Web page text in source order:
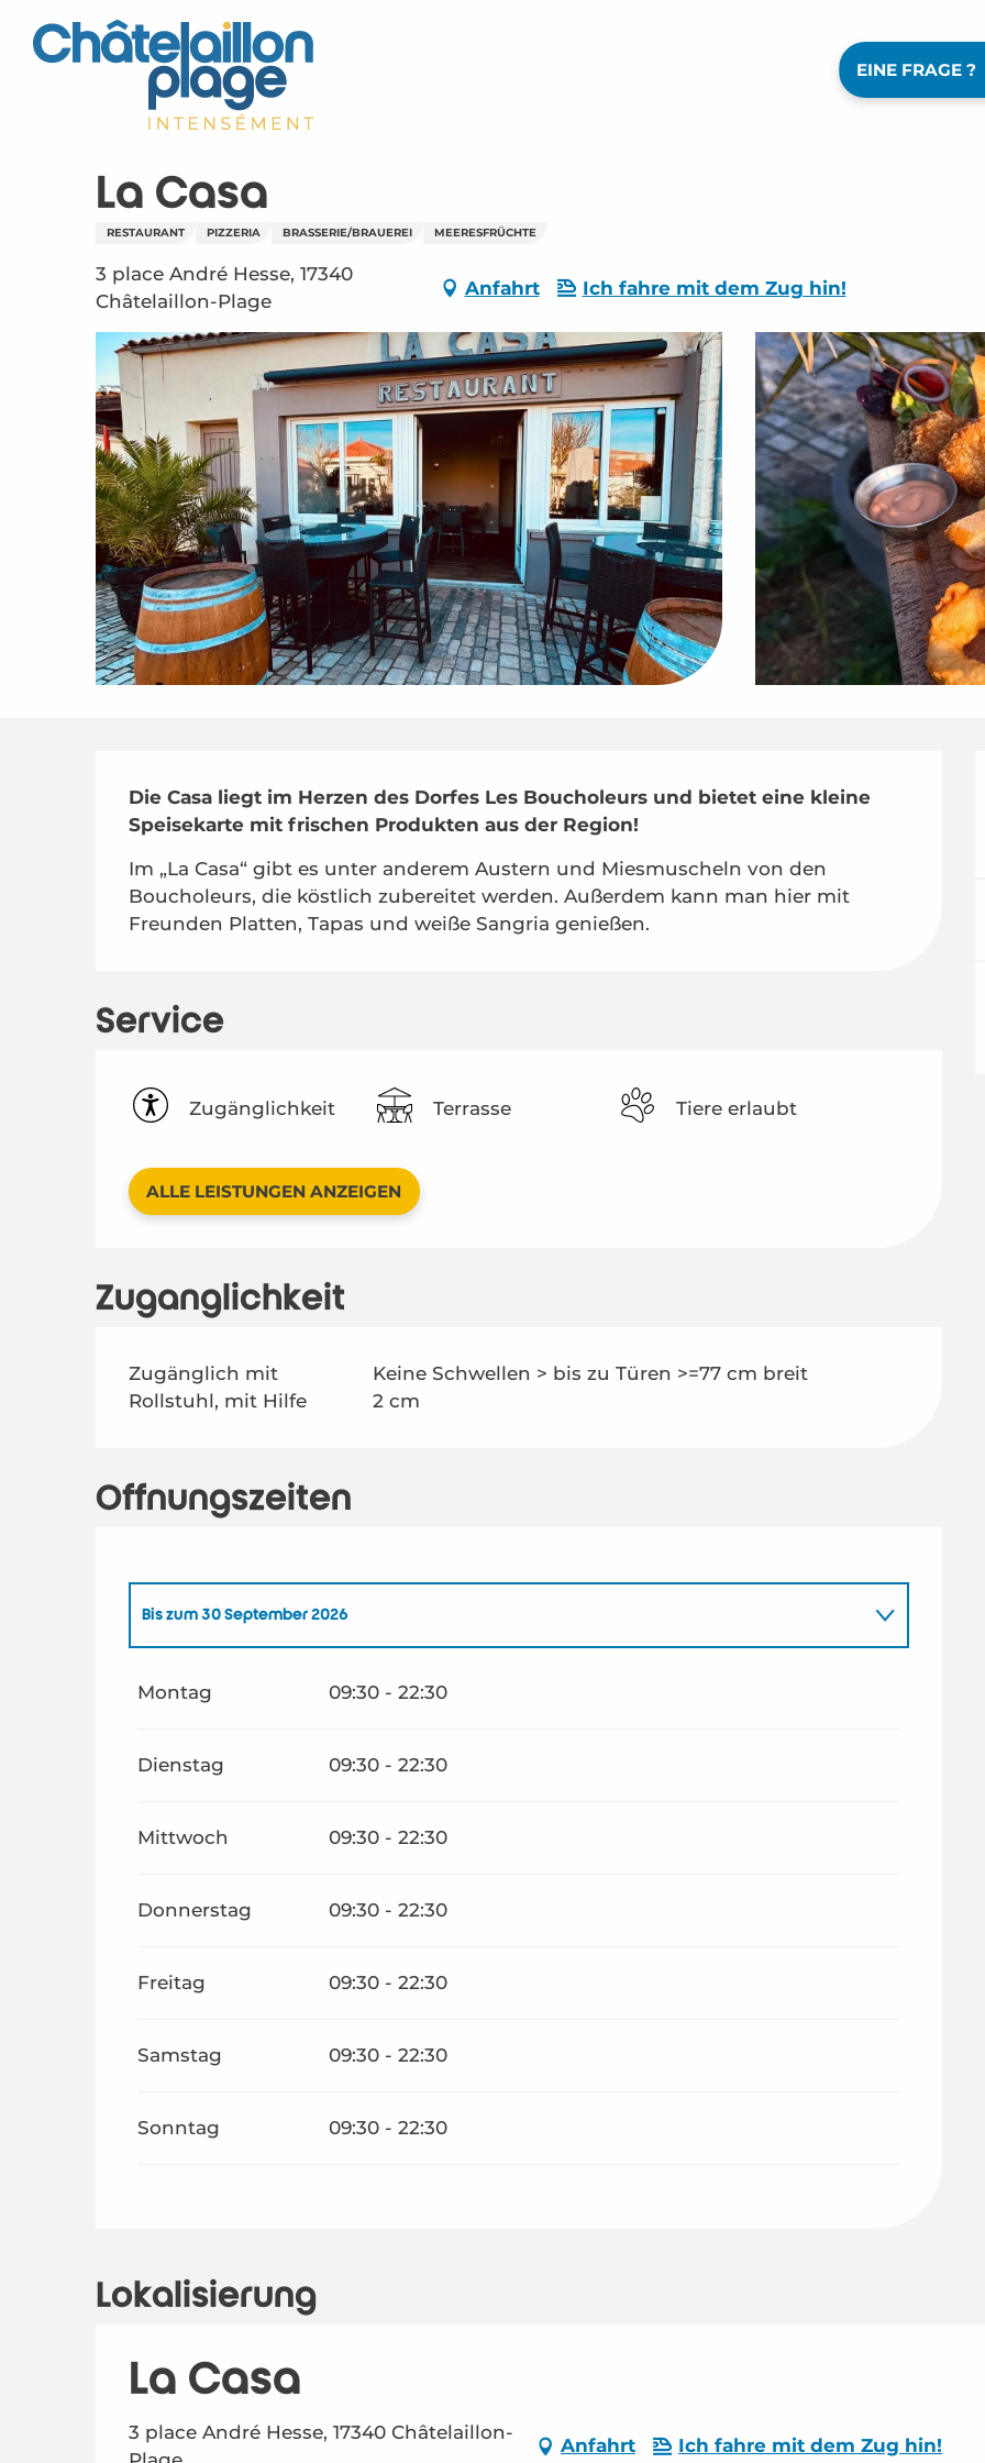
contenu
EINE FRAGE ?
La Casa
RESTAURANT PIZZERIA BRASSERIE/BRAUEREI MEERESFRÜCHTE
3 place André Hesse, 17340
Châtelaillon-Plage
Anfahrt Ich fahre mit dem Zug hin!
Beschreibung
Die Casa liegt im Herzen des Dorfes Les Boucholeurs und bietet eine kleine
Speisekarte mit frischen Produkten aus der Region!
Im „La Casa“ gibt es unter anderem Austern und Miesmuscheln von den
Boucholeurs, die köstlich zubereitet werden. Außerdem kann man hier mit
Freunden Platten, Tapas und weiße Sangria genießen.
Service
Zugänglichkeit Terrasse Tiere erlaubt
ALLE LEISTUNGEN ANZEIGEN
Zugänglichkeit
Zugänglich mit
Rollstuhl, mit Hilfe
Keine Schwellen > bis zu
2 cm
Türen >=77 cm breit
Öffnungszeiten
Bis zum 30 September 2026
Montag 09:30 - 22:30
Dienstag 09:30 - 22:30
Mittwoch 09:30 - 22:30
Donnerstag 09:30 - 22:30
Freitag 09:30 - 22:30
Samstag 09:30 - 22:30
Sonntag 09:30 - 22:30
Lokalisierung
La Casa
3 place André Hesse, 17340 Châtelaillon-
Anfahrt Ich fahre mit dem Zug hin!